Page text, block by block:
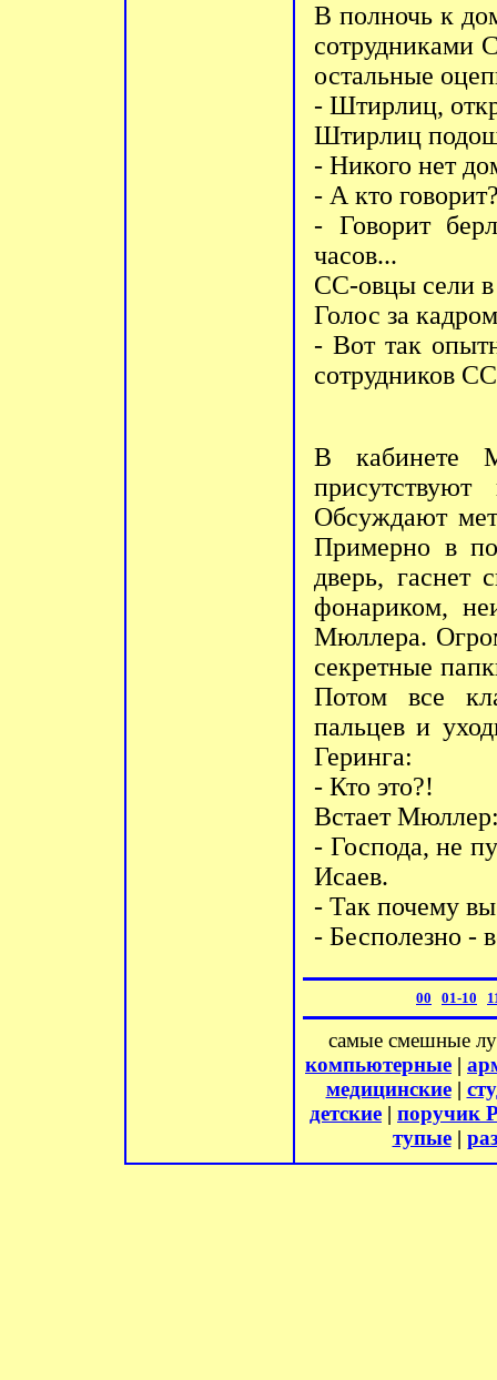
В полночь к
сотрудниками
остальные
- Штирлиц,
Штирлиц
- Никого нет
- А кто
- Говорит
часов...
СС-овцы сели
Голос за
- Вот так
сотрудников
В кабинете
Обсуждают
Примерно в
дверь, гаснет
фонариком,
Мюллера.
секретные
Потом все
пальцев и
Геринга:
- Кто это?!
Встает
- Господа, не
Исаев.
- Так почему вы
- Бесполезно -
00 01-10
самые смешные
компьютерные |
медицинские|
детские | поручик
тупые|